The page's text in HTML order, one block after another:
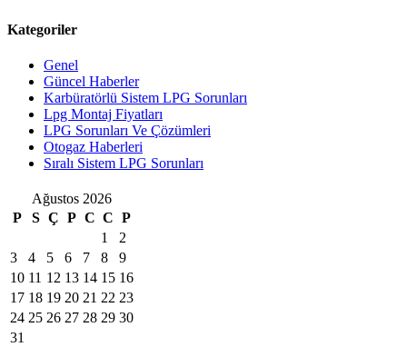
Kategoriler
Genel
Güncel Haberler
Karbüratörlü Sistem LPG Sorunları
Lpg Montaj Fiyatları
LPG Sorunları Ve Çözümleri
Otogaz Haberleri
Sıralı Sistem LPG Sorunları
Ağustos 2026
P
S Ç P C C P
1
2
3
4 5 6 7 8
9
10 11 12 13 14 15 16
17 18 19 20 21 22 23
24 25 26 27 28 29 30
31